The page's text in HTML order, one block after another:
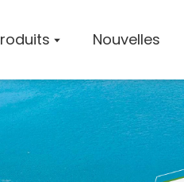
Nouvelles